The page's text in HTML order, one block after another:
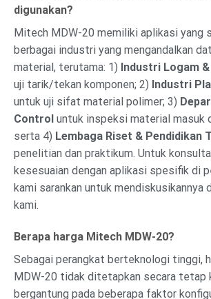
digunakan?
Mitech MDW-20 memiliki aplikasi yang
berbagai industri yang mengandalkan
material, terutama: 1) Industri Logam
uji tarik/tekan komponen; 2) Industri
untuk uji sifat material polimer; 3)
Control untuk inspeksi material masuk
serta 4) Lembaga Riset & Pendidikan
penelitian dan praktikum. Untuk
kesesuaian dengan aplikasi spesifik di
kami sarankan untuk mendiskusikannya
kami.
Berapa harga Mitech MDW-20?
Sebagai perangkat berteknologi tinggi,
MDW-20 tidak ditetapkan secara tetap
bergantung pada beberapa faktor